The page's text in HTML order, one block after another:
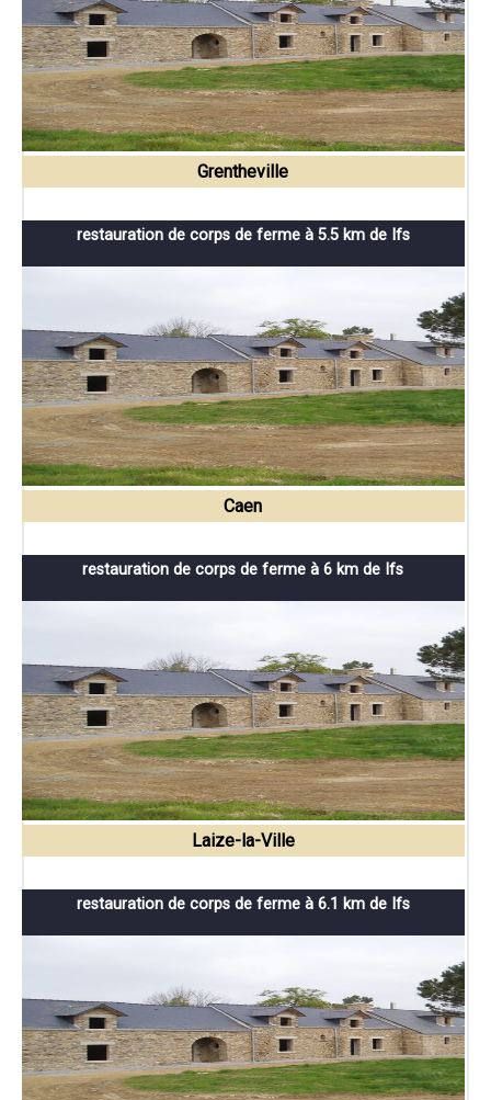
Grentheville
restauration de corps de ferme à 5.5 km de Ifs
Caen
restauration de corps de ferme à 6 km de Ifs
Laize-la-Ville
restauration de corps de ferme à 6.1 km de Ifs